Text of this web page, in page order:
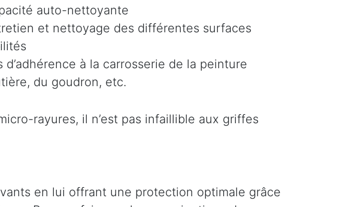
auto-nettoyante
et nettoyage des différentes surfaces
d’adhérence à la carrosserie de la peinture
du goudron, etc.
rayures, il n’est pas infaillible aux griffes
en lui offrant une protection optimale grâce